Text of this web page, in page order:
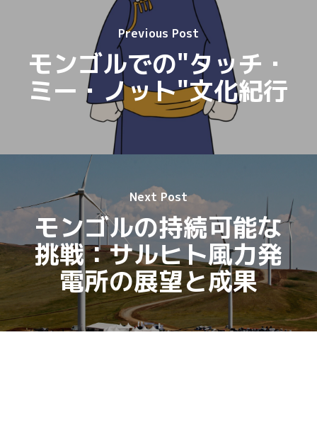
Previous Post
モンゴルでの"タッチ・
ミー・ノット"文化紀行
Next Post
モンゴルの持続可能な
挑戦：サルヒト風力発
電所の展望と成果